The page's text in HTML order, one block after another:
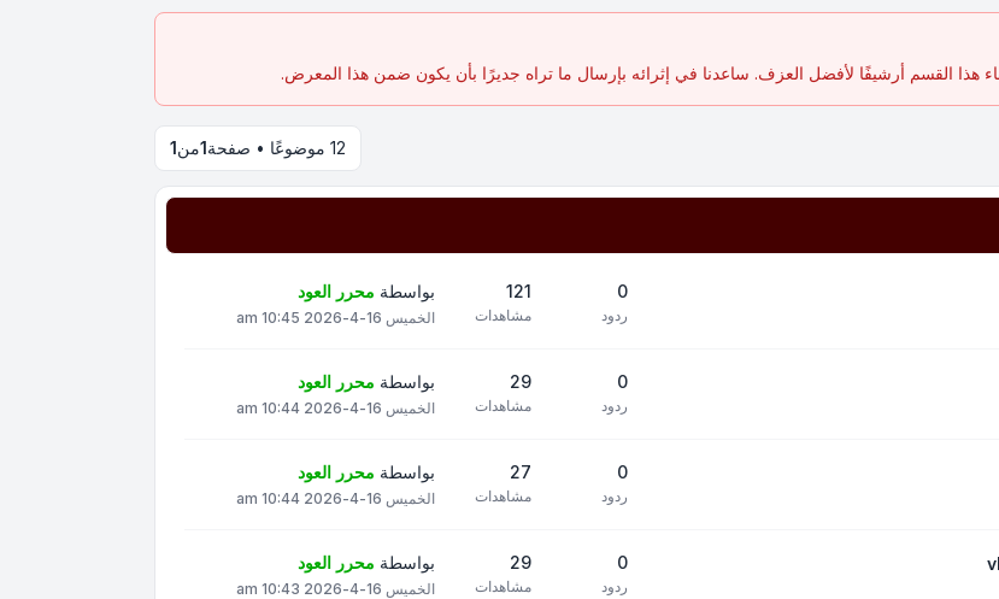
القسم أرشيفًا لأفضل العزف. ساعدنا في إثرائه بإرسال ما تراه جديرًا بأن يكون ضمن هذا المعرض.
12 موضوعًا • صفحة 1من1
0
ردود
121
مشاهدات
بواسطة محرر العود
الخميس 16-4-2026 10:45 am
0
ردود
29
مشاهدات
بواسطة محرر العود
الخميس 16-4-2026 10:44 am
0
ردود
27
مشاهدات
بواسطة محرر العود
الخميس 16-4-2026 10:44 am
0
ردود
29
مشاهدات
بواسطة محرر العود
الخميس 16-4-2026 10:43 am